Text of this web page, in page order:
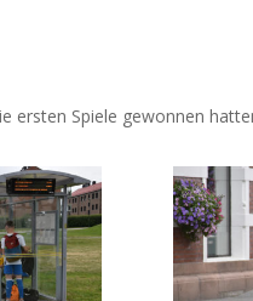
ersten Spiele gewonnen